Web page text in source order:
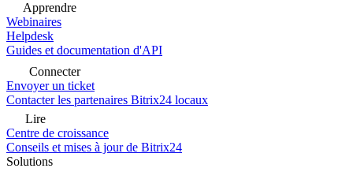
Apprendre
Webinaires
Helpdesk
Guides et documentation d'API
Connecter
Envoyer un ticket
Contacter les partenaires Bitrix24 locaux
Lire
Centre de croissance
Conseils et mises à jour de Bitrix24
Solutions